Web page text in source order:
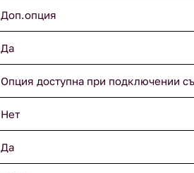
Доп.опция
Да
Опция доступна при подключении
Нет
Да